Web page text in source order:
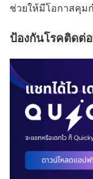
ช่วยให้มีโอกาสคุม
ป้องกันโรคติดต่